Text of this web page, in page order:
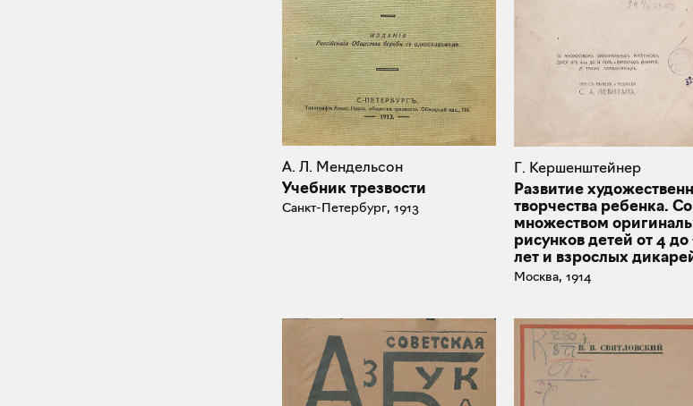
А. Л. Мендельсон
Учебник трезвости
Санкт-Петербург, 1913
Г. Кершенштейнер
Развитие
творчества ребенка. Со
множеством
рисунков детей от 4 до
лет и взрослых
Москва, 1914